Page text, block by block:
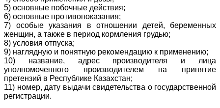
5) основные побочные действия;
6) основные противопоказания;
7) особые указания в отношении детей, беременных
женщин, а также в период кормления грудью;
8) условия отпуска;
9) наглядную и понятную рекомендацию к применению;
10) название, адрес производителя и лица
уполномоченного производителем на принятие
претензий в Республике Казахстан;
11) номер, дату выдачи свидетельства о государственной
регистрации.